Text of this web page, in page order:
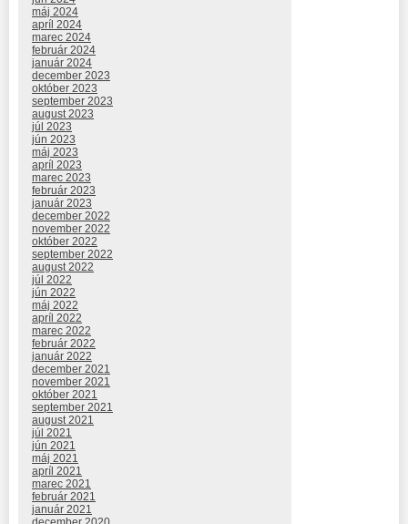
máj 2024
apríl 2024
marec 2024
február 2024
január 2024
december 2023
október 2023
september 2023
august 2023
júl 2023
jún 2023
máj 2023
apríl 2023
marec 2023
február 2023
január 2023
december 2022
november 2022
október 2022
september 2022
august 2022
júl 2022
jún 2022
máj 2022
apríl 2022
marec 2022
február 2022
január 2022
december 2021
november 2021
október 2021
september 2021
august 2021
júl 2021
jún 2021
máj 2021
apríl 2021
marec 2021
február 2021
január 2021